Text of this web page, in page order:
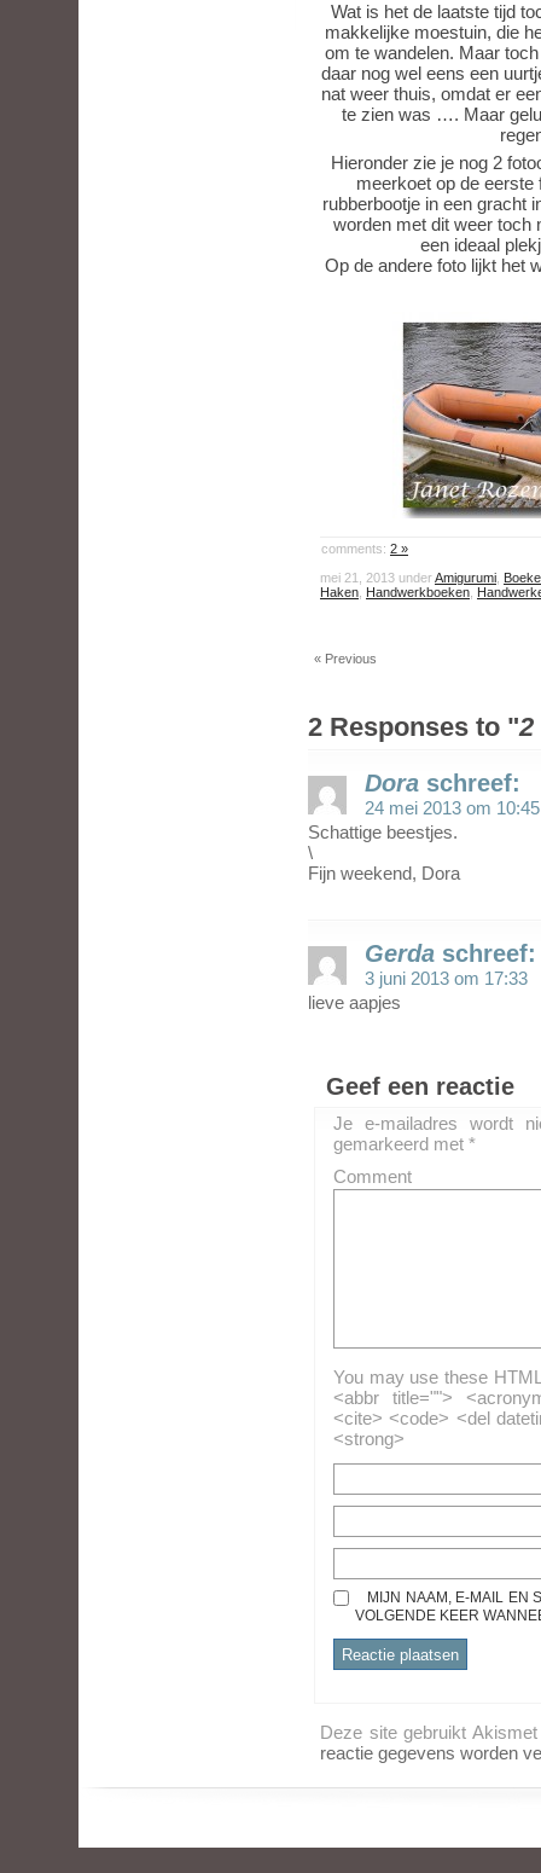
Wat is het de laatste tijd
makkelijke moestuin, die
om te wandelen. Maar
daar nog wel eens een
nat weer thuis, omdat er
te zien was …. Maar
Hieronder zie je nog 2
meerkoet op de eerste
rubberbootje in een gracht
worden met dit weer toch
een ideaal
Op de andere foto lijkt het
comments: 2 »
mei 21, 2013 underAmigurumi
Haken Handwerkboeken
« Previous
2 Responses to "2
Dora schreef:
24 mei 2013 om 10:45
Schattige beestjes.
\
Fijn weekend, Dora
Gerda schreef:
3 juni 2013 om 17:33
lieve aapjes
Geef een reactie
Je e-mailadres wordt
gemarkeerd met *
Comment
You may use these
<abbr title="">
<cite> <code> <del
<strong>
MIJN NAAM, E-MAIL EN
VOLGENDE KEER
Deze site gebruikt
reactie gegevens worden